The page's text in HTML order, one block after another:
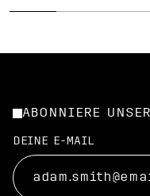
ABONNIERE
DEINE E-MAIL